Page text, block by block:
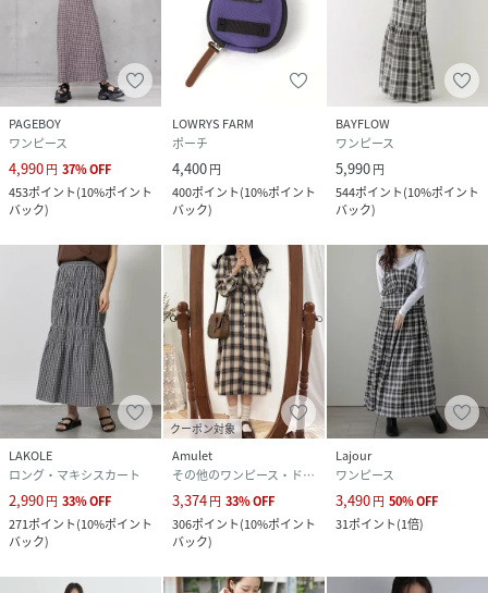
PAGEBOY
ワンピース
4,990円 37%OFF
453ポイント(10%ポイント
バック)
LOWRYS FARM
ポーチ
4,400円
400ポイント(10%ポイント
バック)
BAYFLOW
ワンピース
5,990円
544ポイント(10%ポイント
バック)
LAKOLE
ロング・マキシスカート
2,990円 33%OFF
271ポイント(10%ポイント
バック)
クーポン対象
Amulet
その他のワンピース・ドレス
3,374円 33%OFF
306ポイント(10%ポイント
バック)
Lajour
ワンピース
3,490円 50%OFF
31ポイント(1倍)